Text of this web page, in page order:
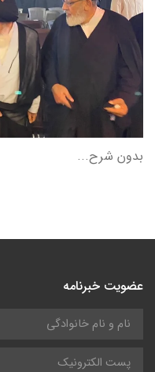
بدون شرح...
عضویت خبرنامه